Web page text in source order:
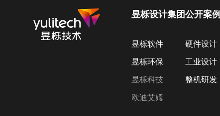
昱栎设计集团
昱栎软件
昱栎环保
昱栎科技
欧迪艾姆
公开案例
硬件设计
工业设计
整机研发